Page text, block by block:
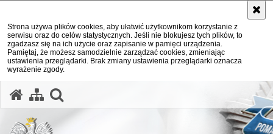
Strona używa plików cookies, aby ułatwić użytkownikom korzystanie z
serwisu oraz do celów statystycznych. Jeśli nie blokujesz tych plików, to
zgadzasz się na ich użycie oraz zapisanie w pamięci urządzenia.
Pamiętaj, że możesz samodzielnie zarządzać cookies, zmieniając
ustawienia przeglądarki. Brak zmiany ustawienia przeglądarki oznacza
wyrażenie zgody.